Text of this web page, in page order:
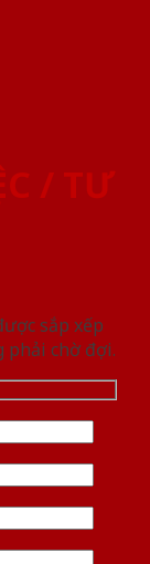
/ TƯ
sắp xếp
phải chờ đợi.